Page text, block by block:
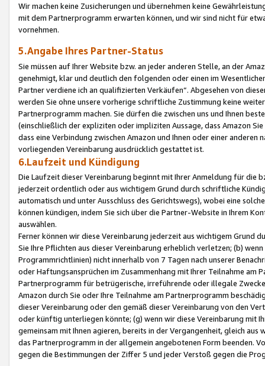
Wir machen keine Zusicherungen und übernehmen keine
mit dem Partnerprogramm erwarten können, und wir sind nicht für
vornehmen.
5.Angabe Ihres Partner-Status
Sie müssen auf Ihrer Website bzw. an jeder anderen Stelle, an der
genehmigt, klar und deutlich den folgenden oder einen im
Partner verdiene ich an qualifizierten Verkäufen“. Abgesehen von
werden Sie ohne unsere vorherige schriftliche Zustimmung keine
Partnerprogramm machen. Sie dürfen die zwischen uns und Ihnen
(einschließlich der expliziten oder impliziten Aussage, dass Amazon
dass eine Verbindung zwischen Amazon und Ihnen oder einer
vorliegenden Vereinbarung ausdrücklich gestattet ist.
6.Laufzeit und Kündigung
Die Laufzeit dieser Vereinbarung beginnt mit Ihrer Anmeldung für die
jederzeit ordentlich oder aus wichtigem Grund durch schriftliche
automatisch und unter Ausschluss des Gerichtswegs), wobei eine
können kündigen, indem Sie sich über die Partner-Website in Ihrem
auswählen.
Ferner können wir diese Vereinbarung jederzeit aus wichtigem Grund
Sie Ihre Pflichten aus dieser Vereinbarung erheblich verletzen; (b)
Programmrichtlinien) nicht innerhalb von 7 Tagen nach unserer
oder Haftungsansprüchen im Zusammenhang mit Ihrer Teilnahme am
Partnerprogramm für betrügerische, irreführende oder illegale
Amazon durch Sie oder Ihre Teilnahme am Partnerprogramm
dieser Vereinbarung oder den gemäß dieser Vereinbarung von den
oder künftig unterliegen könnte; (g) wenn wir diese Vereinbarung mit
gemeinsam mit Ihnen agieren, bereits in der Vergangenheit, gleich
das Partnerprogramm in der allgemein angebotenen Form beenden.
gegen die Bestimmungen der Ziffer 5 und jeder Verstoß gegen die